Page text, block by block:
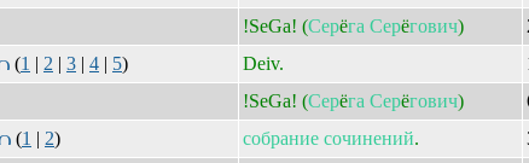
!SeGa! (Серёга Серёгович)
(1 | 2 | 3 | 4 | 5) Deiv.
!SeGa! (Серёга Серёгович)
(1 | 2) собрание сочинений.